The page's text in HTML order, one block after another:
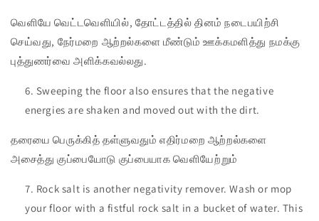
வெளியே வெட்டவெளியில், தோட்டத்தில் தினம் நடைபயிற்சி
செய்வது, நேர்மறை ஆற்றல்களை மீண்டும் ஊக்கமளித்து நமக்கு
புத்துணர்வை அளிக்கவல்லது.
Sweeping the floor also ensures that the negative
energies are shaken and moved out with the dirt.
தரையை பெருக்கித் தள்ளுவதும் எதிர்மறை ஆற்றல்களை
அசைத்து குப்பையோடு குப்பையாக வெளியேற்றும்
Rock salt is another negativity remover. Wash or mop
your floor with a fistful rock salt in a bucket of water. This